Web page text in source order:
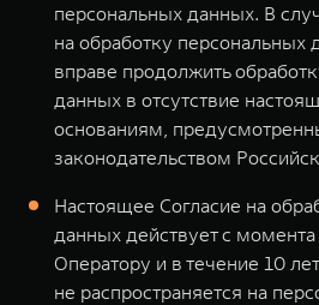
персональных данных. В
на обработку персональных
вправе продолжить
данных в отсутствие
основаниям,
законодательством
Настоящее Согласие на
данных действует с
Оператору и в течение 10
не распространяется на